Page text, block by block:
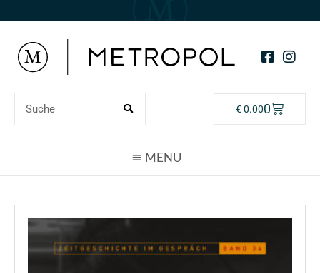
€0.000